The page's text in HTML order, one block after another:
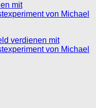
mit
von Michael
verdienen mit
von Michael